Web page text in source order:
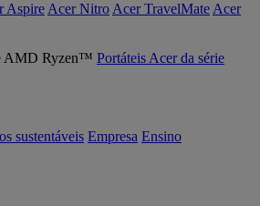
Aspire Acer Nitro Acer TravelMate Acer
Portáteis Acer da série
sustentáveis Empresa Ensino